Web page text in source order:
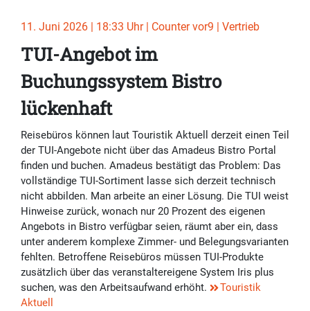
11. Juni 2026 | 18:33 Uhr | Counter vor9 | Vertrieb
TUI-Angebot im
Buchungssystem Bistro
lückenhaft
Reisebüros können laut Touristik Aktuell derzeit einen Teil
der TUI-Angebote nicht über das Amadeus Bistro Portal
finden und buchen. Amadeus bestätigt das Problem: Das
vollständige TUI-Sortiment lasse sich derzeit technisch
nicht abbilden. Man arbeite an einer Lösung. Die TUI weist
Hinweise zurück, wonach nur 20 Prozent des eigenen
Angebots in Bistro verfügbar seien, räumt aber ein, dass
unter anderem komplexe Zimmer- und Belegungsvarianten
fehlten. Betroffene Reisebüros müssen TUI-Produkte
zusätzlich über das veranstaltereigene System Iris plus
suchen, was den Arbeitsaufwand erhöht.
Touristik
Aktuell